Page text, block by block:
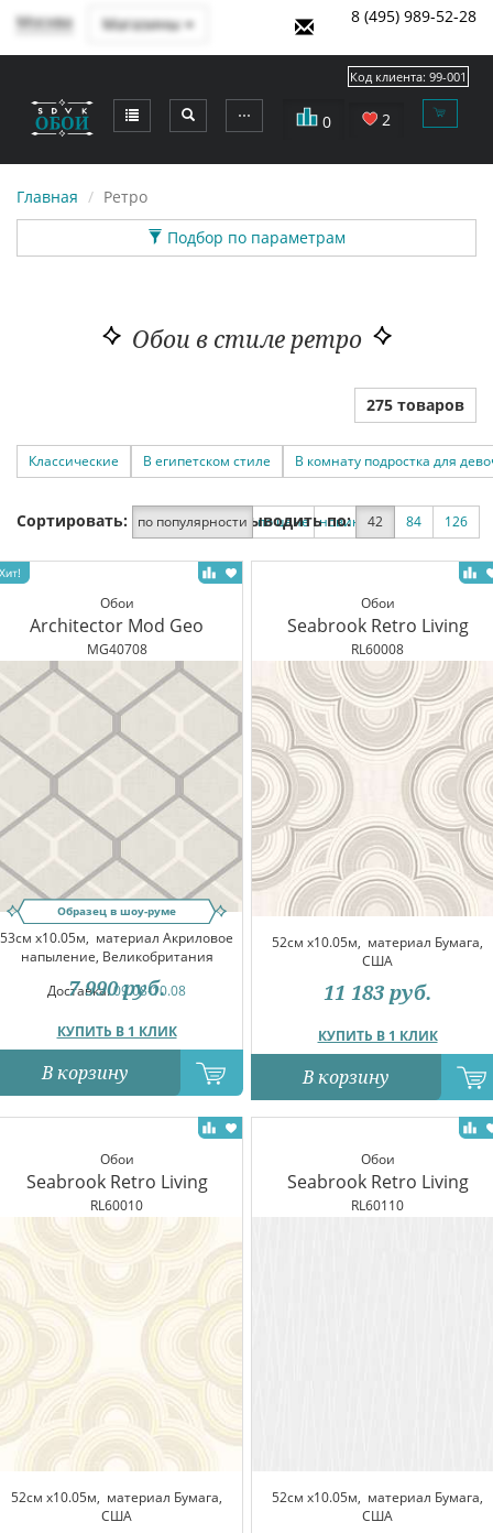
Москва Магазины 8 (495) 989-52-28
⋯ 0 2
Код клиента: 99-001
Главная
Ретро
Подбор по параметрам
Обои в стиле ретро
275 товаров
Классические В египетском стиле В комнату подростка для
Сортировать: по популярности по цене новинки по скидке
Выводить по: 42 84 126
Обои
Architector Mod Geo
MG40708
Образец в шоу-руме
53см x10.05м, материал Акриловое
напыление, Великобритания
Доставка:09.08-10.08
КУПИТЬ В 1 КЛИК
7 990 руб.
В корзину
Обои
Seabrook Retro Living
RL60008
52см x10.05м, материал Бумага,
США
КУПИТЬ В 1 КЛИК
11 183 руб.
В корзину
Обои
Seabrook Retro Living
RL60010
52см x10.05м, материал Бумага,
США
Обои
Seabrook Retro Living
RL60110
52см x10.05м, материал Бумага,
США